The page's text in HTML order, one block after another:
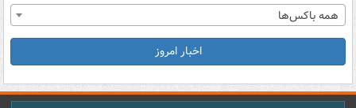
همه باکس‌ها
اخبار امروز